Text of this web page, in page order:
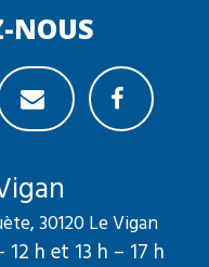
NOUS
30120 Le Vigan
h et 13 h – 17 h